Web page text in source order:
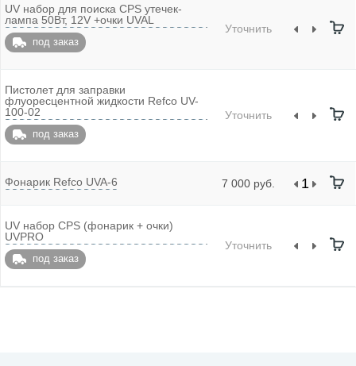
UV набор для поиска CPS утечек-
лампа 50Вт, 12V +очки UVAL
под заказ
Уточнить
Пистолет для заправки
флуоресцентной жидкости Refco UV-
100-02
под заказ
Уточнить
Фонарик Refco UVA-6 7 000 руб.
UV набор CPS (фонарик + очки)
UVPRO
под заказ
Уточнить